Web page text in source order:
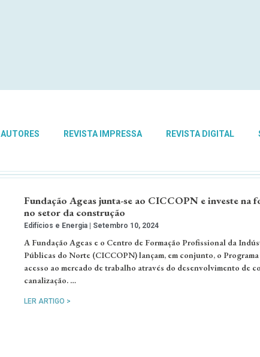
AUTORES REVISTA IMPRESSA REVISTA DIGITAL
Fundação Ageas junta-se ao CICCOPN e investe na
no setor da construção
Edifícios e Energia Setembro 10, 2024
A Fundação Ageas e o Centro de Formação Profissional da
Públicas do Norte (CICCOPN) lançam, em conjunto, o
acesso ao mercado de trabalho através do desenvolvimento de
canalização. …
LER ARTIGO >